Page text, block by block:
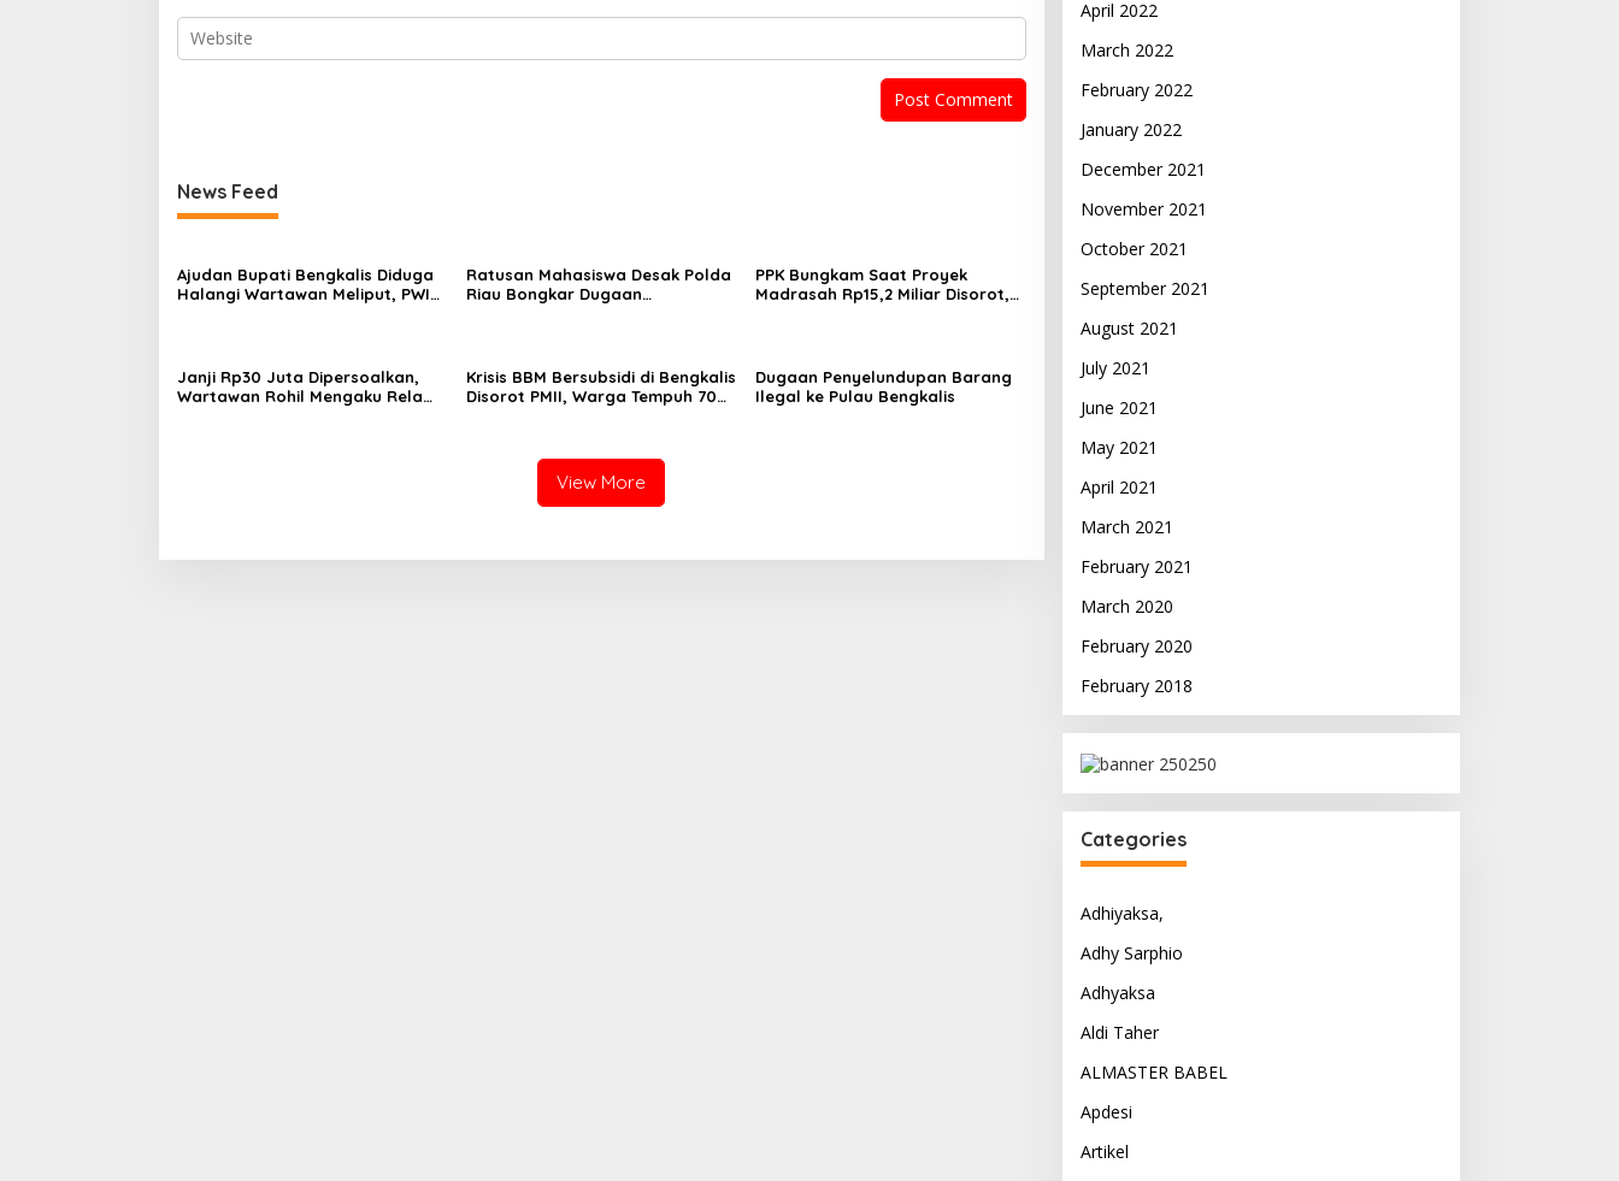
News Feed
Ajudan Bupati Bengkalis Diduga
Halangi Wartawan Meliput, PWI
Ratusan Mahasiswa Desak Polda
Riau Bongkar Dugaan
PPK Bungkam Saat Proyek
Madrasah Rp15,2 Miliar Disorot,
Janji Rp30 Juta Dipersoalkan,
Wartawan Rohil Mengaku Rela
Krisis BBM Bersubsidi di Bengkalis
Disorot PMII, Warga Tempuh 70
Dugaan Penyelundupan Barang
Ilegal ke Pulau Bengkalis
View More
April 2022
March 2022
February 2022
January 2022
December 2021
November 2021
October 2021
September 2021
August 2021
July 2021
June 2021
May 2021
April 2021
March 2021
February 2021
March 2020
February 2020
February 2018
Categories
Adhiyaksa,
Adhy Sarphio
Adhyaksa
Aldi Taher
ALMASTER BABEL
Apdesi
Artikel